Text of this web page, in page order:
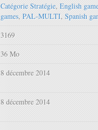
Catégorie Stratégie, English
games, PAL-MULTI, Spanish
3169
36 Mo
8 décembre 2014
8 décembre 2014